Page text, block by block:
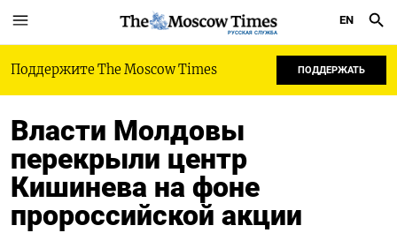
РУССКАЯ СЛУЖБА
EN
Поддержите The Moscow Times ПОДДЕРЖАТЬ
Власти Молдовы
перекрыли центр
Кишинева на фоне
пророссийской акции